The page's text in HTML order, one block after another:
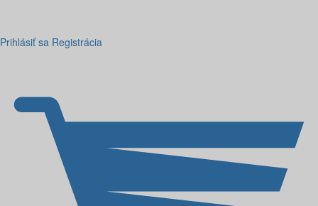
Prihlásiť sa Registrácia